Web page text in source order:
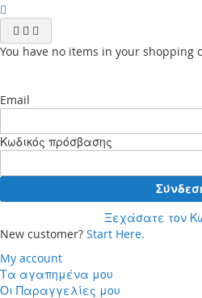
You have no items in your shopping
Email
Κωδικός πρόσβασης
Ξεχάσατε τον
New customer? Start Here.
My account
Τα αγαπημένα μου
Οι Παραγγελίες μου